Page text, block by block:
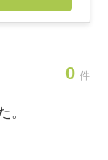
0 件
。